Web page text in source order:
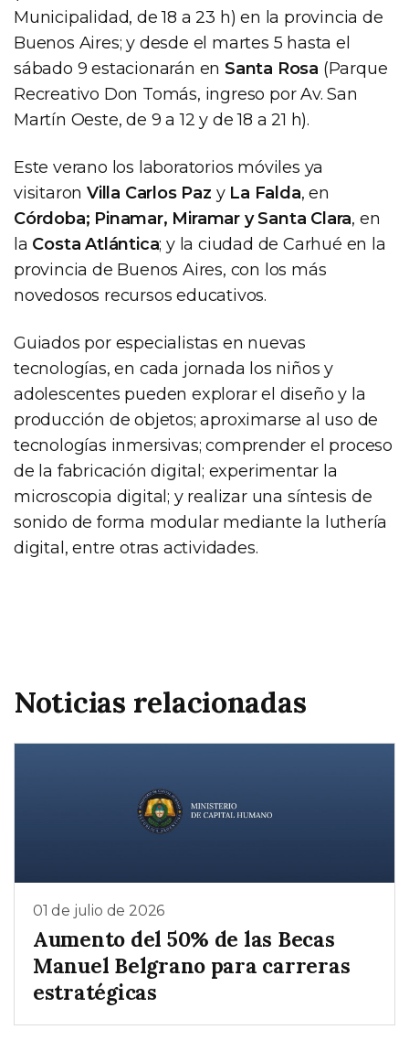
Municipalidad, de 18 a 23 h) en la provincia de
Buenos Aires; y desde el martes 5 hasta el
sábado 9 estacionarán enSanta Rosa (Parque
Recreativo Don Tomás, ingreso por Av. San
Martín Oeste, de 9 a 12 y de 18 a 21 h).
Este verano los laboratorios móviles ya
visitaron Villa Carlos Paz y La Falda, en
Córdoba; Pinamar, Miramar y Santa Clara, en
la Costa Atlántica; y la ciudad de Carhué en la
provincia de Buenos Aires, con los más
novedosos recursos educativos.
Guiados por especialistas en nuevas
tecnologías, en cada jornada los niños y
adolescentes pueden explorar el diseño y la
producción de objetos; aproximarse al uso de
tecnologías inmersivas; comprender el proceso
de la fabricación digital; experimentar la
microscopia digital; y realizar una síntesis de
sonido de forma modular mediante la luthería
digital, entre otras actividades.
Noticias relacionadas
01 de julio de 2026
Aumento del 50% de las Becas
Manuel Belgrano para carreras
estratégicas